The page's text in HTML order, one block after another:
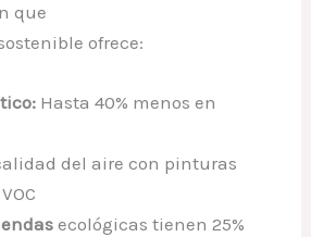
que
ofrece:
Hasta 40% menos en
del aire con pinturas
ecológicas tienen 25%